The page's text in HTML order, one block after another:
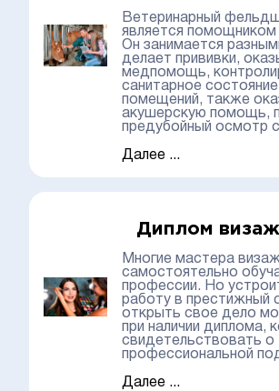
Ветеринарный
является помощником
Он занимается
делает прививки,
медпомощь,
санитарное
помещений, также
акушерскую помощь,
предубойный осмотр
Далее ...
Диплом
Многие мастера
самостоятельно
профессии. Но
работу в престижный
открыть свое дело
при наличии диплома,
свидетельствовать о
профессиональной
Далее ...